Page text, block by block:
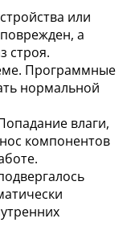
или
а
строя.
Программные
нормальной
влаги,
компонентов